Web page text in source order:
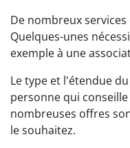
De nombreux
Quelques-unes
exemple à une
Le type et l'étendue
personne qui
nombreuses offres
le souhaitez.